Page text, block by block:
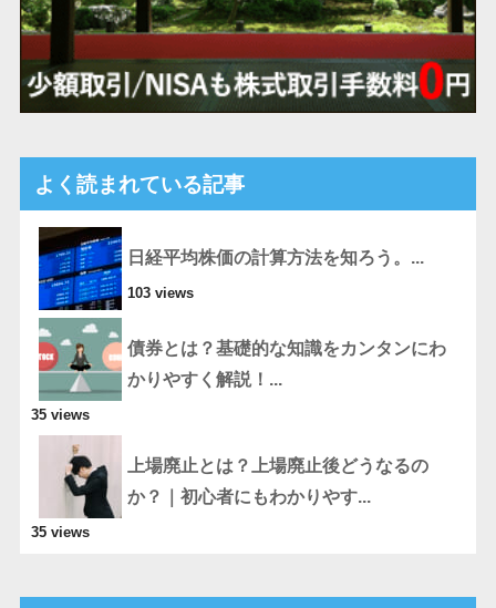
よく読まれている記事
日経平均株価の計算方法を知ろう。...
103 views
債券とは？基礎的な知識をカンタンにわ
かりやすく解説！...
35 views
上場廃止とは？上場廃止後どうなるの
か？｜初心者にもわかりやす...
35 views